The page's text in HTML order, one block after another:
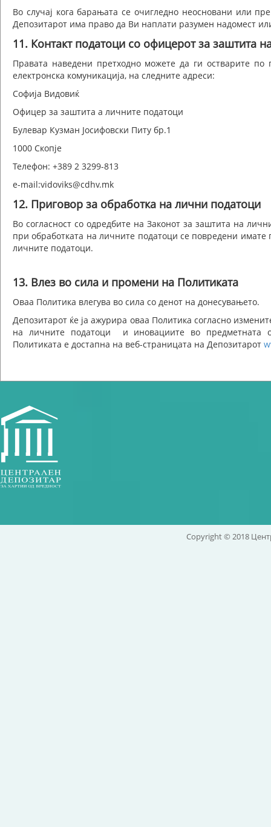
Во случај кога барањата се очигледно неосновани или
Депозитарот има право да Ви наплати разумен надомест
11. Контакт податоци со офицерот за заштита
Правата наведени претходно можете да ги остварите
електронска комуникација, на следните адреси:
Софија Видовиќ
Офицер за заштита а личните податоци
Булевар Кузман Јосифовски Питу бр.1
1000 Скопје
Телефон: +389 2 3299-813
e-mail:vidoviks@cdhv.mk
12. Приговор за обработка на лични податоци
Во согласност со одредбите на Законот за заштита на
при обработката на личните податоци се повредени имате
личните податоци.
13. Влез во сила и промени на Политиката
Оваа Политика влегува во сила со денот на донесувањето.
Депозитарот ќе ја ажурира оваа Политика согласно
на личните податоци и иновациите во предметната
Политиката е достапна на веб-страницата на Депозитарот
Copyright © 2018